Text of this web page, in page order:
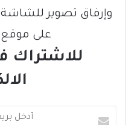
وإرفاق تصوير
على موقع
للاشتراك